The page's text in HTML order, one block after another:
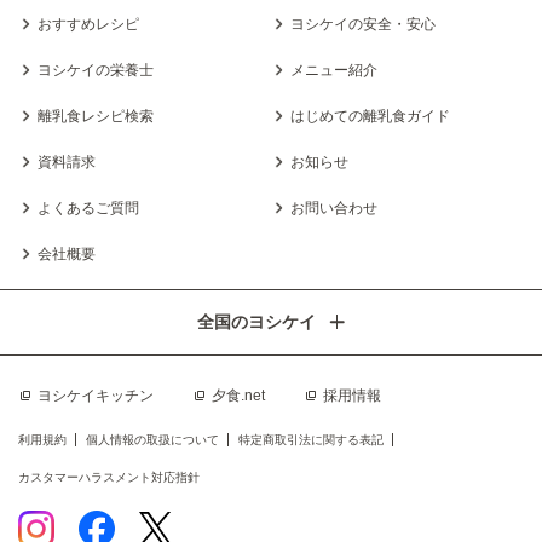
おすすめレシピ ヨシケイの安全・安心
ヨシケイの栄養士 メニュー紹介
離乳食レシピ検索 はじめての離乳食ガイド
資料請求 お知らせ
よくあるご質問 お問い合わせ
会社概要
ヨシケイキッチン 夕食.net 採用情報
全国のヨシケイ
利用規約 個人情報の取扱について 特定商取引法に関する表記
カスタマーハラスメント対応指針